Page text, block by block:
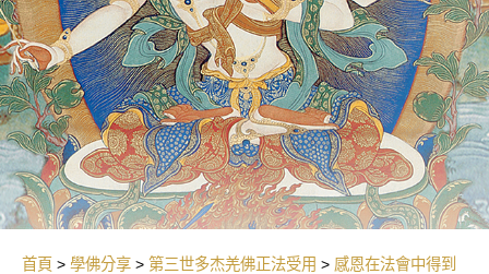
首頁 學佛分享 第三世多杰羌佛正法受用
感恩在法會中得到